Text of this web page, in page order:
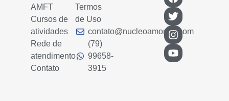
AMFT
Cursos de
atividades
Rede de
atendimento
Contato
Termos
de Uso
contato@nucleoamorfati.com
(79)
99658-
3915